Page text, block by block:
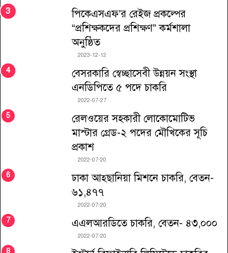
পিকেএসএফ’র রেইজ প্রকল্পের
“প্রশিক্ষকদের প্রশিক্ষণ” কর্মশালা
অনুষ্ঠিত
2023-12-12
বেসরকারি স্বেচ্ছাসেবী উন্নয়ন সংস্থা
এনডিপিতে ৫ পদে চাকরি
2022-07-27
রেলওয়ের সহকারী লোকোমোটিভ
মাস্টার গ্রেড-২ পদের মৌখিকের সূচি
প্রকাশ
2022-07-20
ঢাকা আহ্ছানিয়া মিশনে চাকরি, বেতন-
৬১,৪৭৭
2022-07-20
এএলআরডিতে চাকরি, বেতন- ৪৩,০০০
2022-07-20